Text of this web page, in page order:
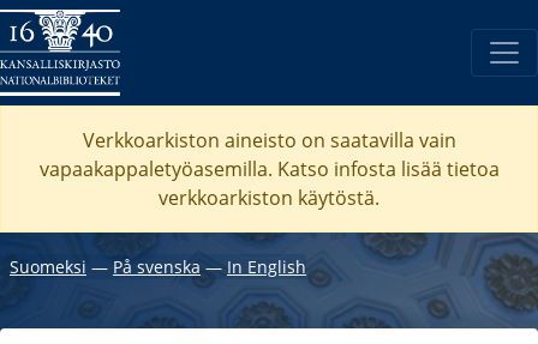
Verkkoarkiston aineisto on saatavilla vain
vapaakappaletyöasemilla. Katso infosta lisää tietoa
verkkoarkiston käytöstä.
Suomeksi ― På svenska― In English